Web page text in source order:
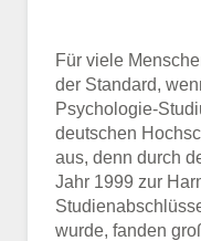
Für viele
der Standard,
Psychologie-
deutschen
aus, denn durch
Jahr 1999 zur
wurde, fanden